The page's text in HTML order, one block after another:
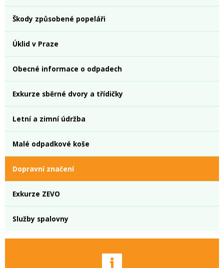
Škody způsobené popeláři
Úklid v Praze
Obecné informace o odpadech
Exkurze sběrné dvory a třídičky
Letní a zimní údržba
Malé odpadkové koše
Dopravní značení
Exkurze ZEVO
Služby spalovny